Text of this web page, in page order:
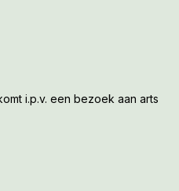
i.p.v. een bezoek aan arts